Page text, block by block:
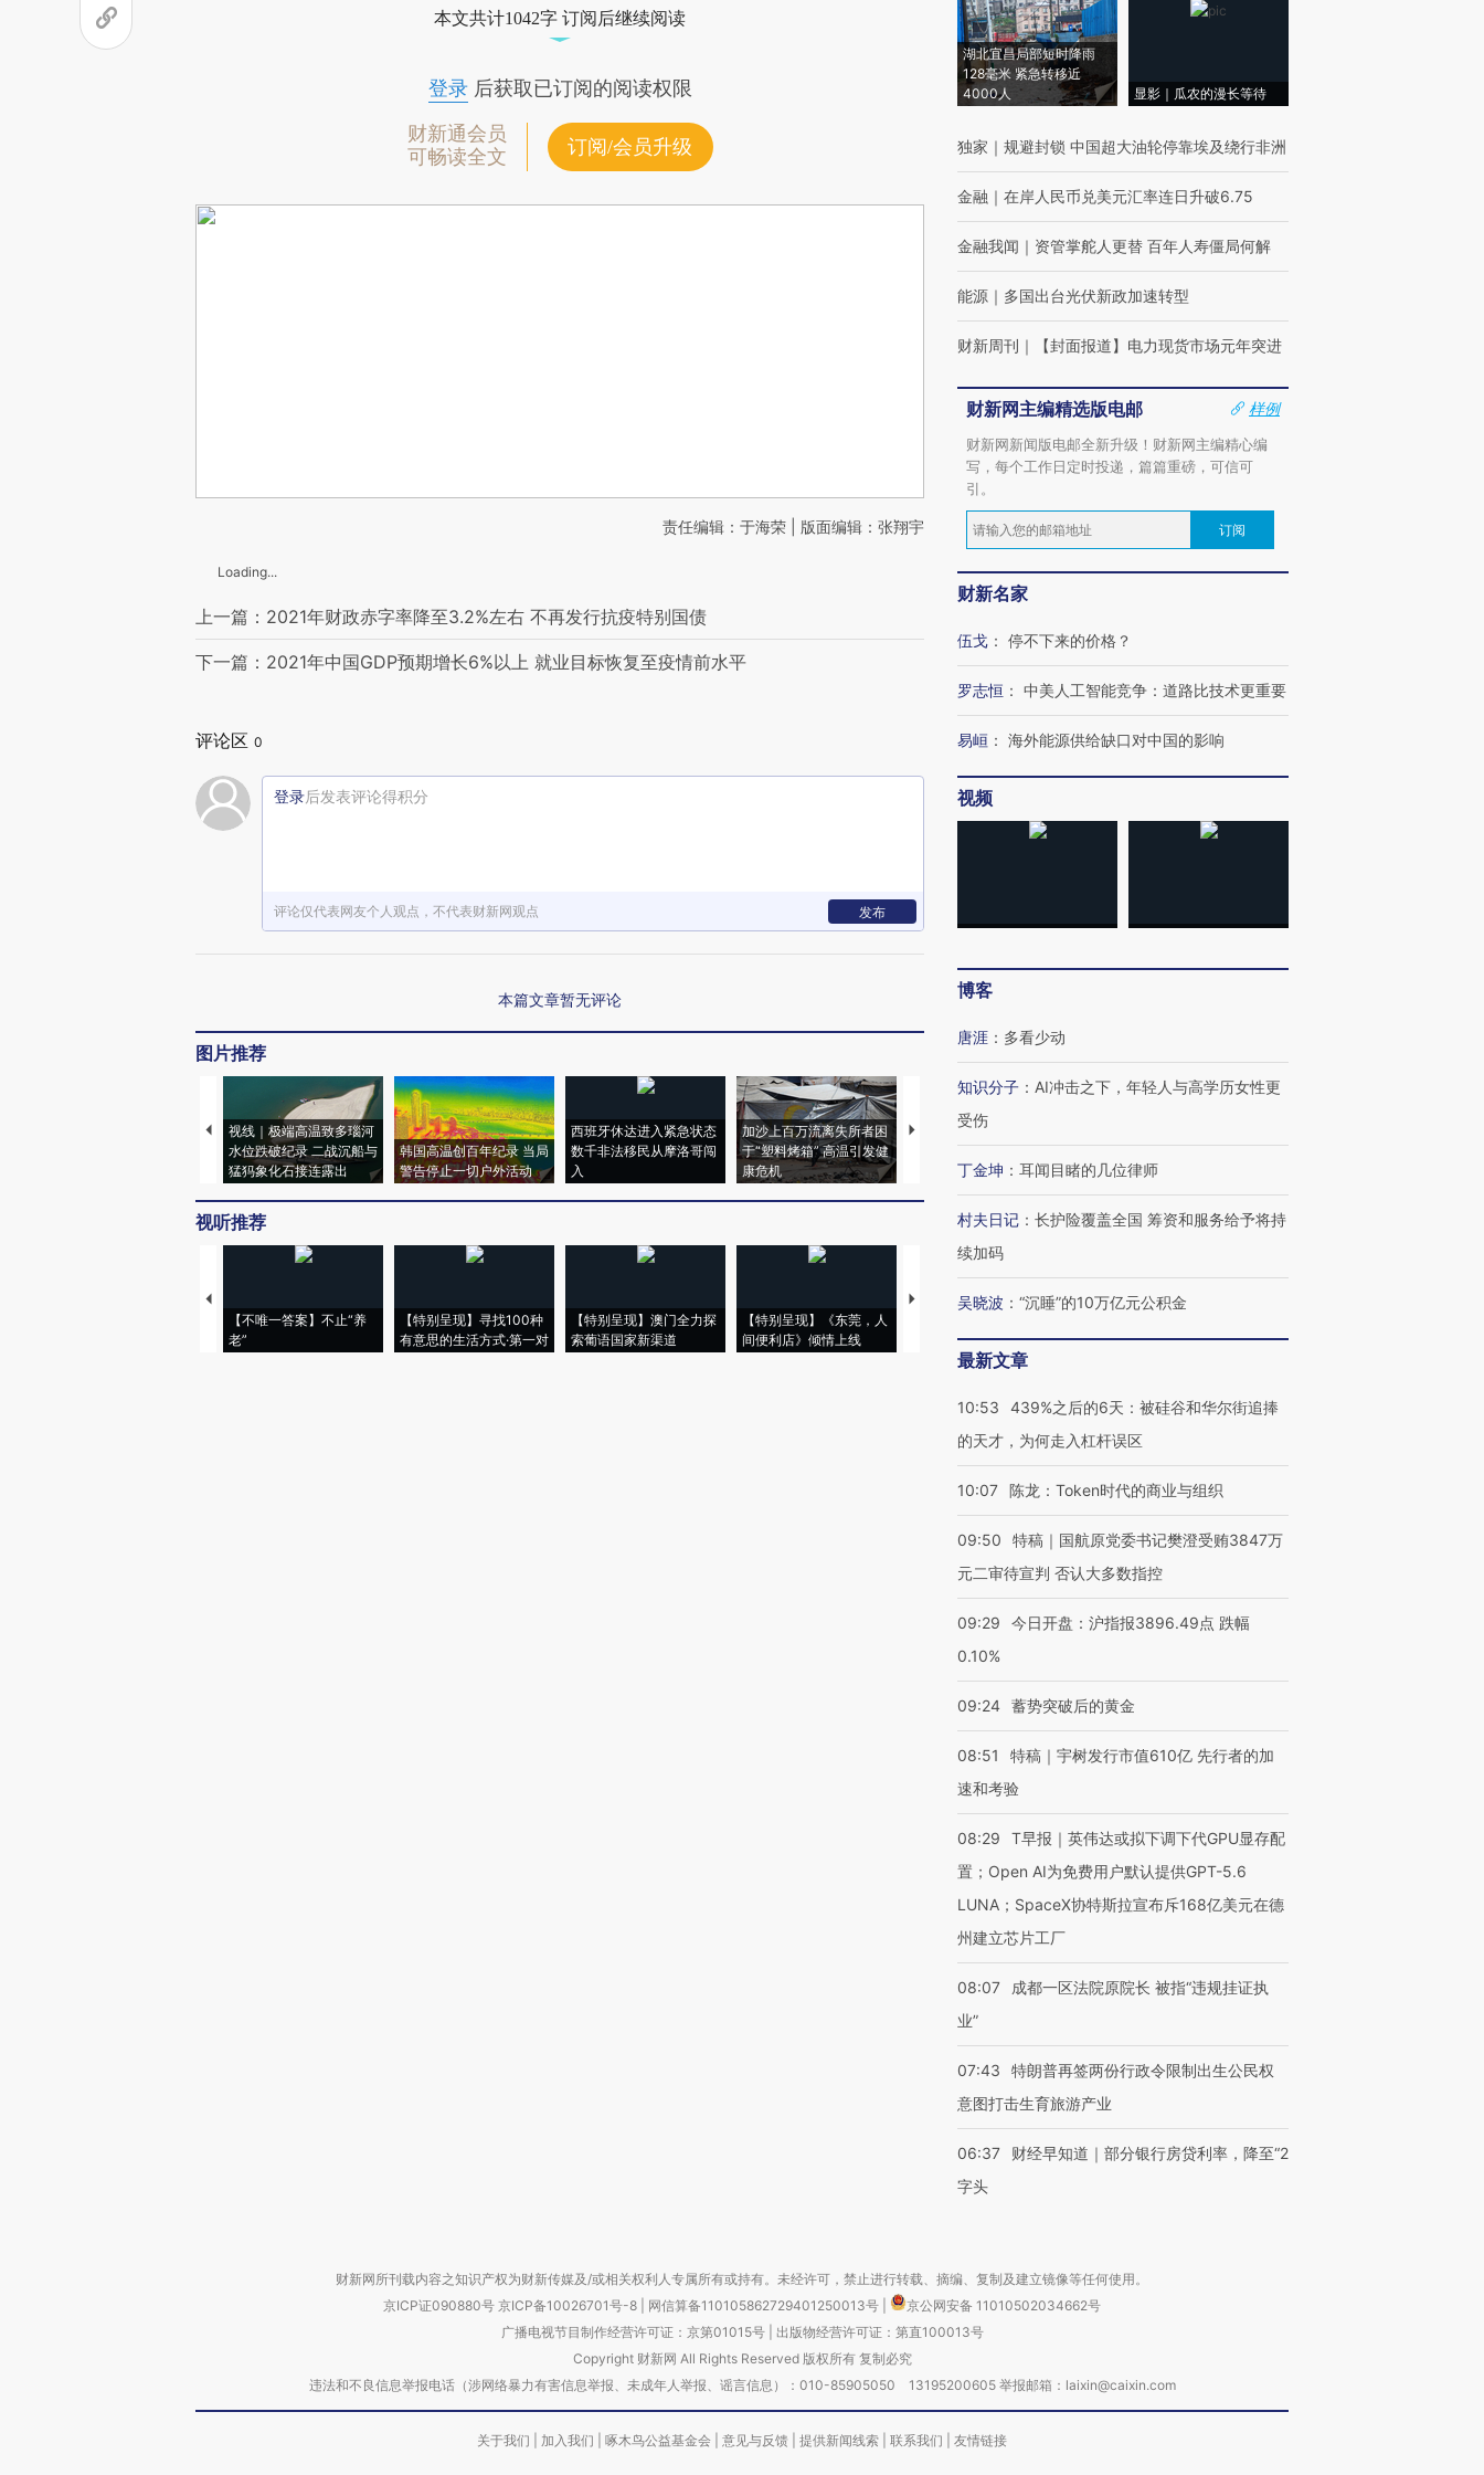
本文共计1042字 订阅后继续阅读
登录后获取已订阅的阅读权限
财新通会员
可畅读全文
订阅/会员升级
责任编辑：于海荣 | 版面编辑：张翔宇
Loading...
上一篇：2021年财政赤字率降至3.2%左右 不再发行抗疫特别国债
下一篇：2021年中国GDP预期增长6%以上 就业目标恢复至疫情前水平
评论区 0
登录后发表评论得积分
评论仅代表网友个人观点，不代表财新网观点 发布
本篇文章暂无评论
图片推荐
视线｜极端高温致多瑙河
水位跌破纪录 二战沉船与
猛犸象化石接连露出
韩国高温创百年纪录 当局
警告停止一切户外活动
西班牙休达进入紧急状态
数千非法移民从摩洛哥闯
入
加沙上百万流离失所者困
于“塑料烤箱” 高温引发健
康危机
视线｜HYROX的吸金
术：是什么让中产们甘
心“花钱找虐”？
粒摇头丸 尿检体内含3种
毒品
度Z世代 用街头抗争将教
视听推荐
【不唯一答案】不止“养
老”
【特别呈现】寻找100种
有意思的生活方式·第一对
【特别呈现】澳门全力探
索葡语国家新渠道
【特别呈现】《东莞，人
间便利店》倾情上线
【推广】走进第四届链博
有意思的生活方式·第三对
住三大增长引擎是什么？
湖北宜昌局部短时降雨
128毫米 紧急转移近
4000人
显影｜瓜农的漫长等待
独家 ｜ 规避封锁 中国超大油轮停靠埃及绕行非洲
金融 ｜ 在岸人民币兑美元汇率连日升破6.75
金融我闻 ｜ 资管掌舵人更替 百年人寿僵局何解
能源 ｜ 多国出台光伏新政加速转型
财新周刊 ｜ 【封面报道】电力现货市场元年突进
财新网主编精选版电邮
样例
财新网新闻版电邮全新升级！财新网主编精心编
写，每个工作日定时投递，篇篇重磅，可信可
引。
订阅
财新名家
伍戈 ： 停不下来的价格？
罗志恒 ： 中美人工智能竞争：道路比技术更重要
易峘 ： 海外能源供给缺口对中国的影响
视频
博客
唐涯 ： 多看少动
知识分子 ： AI冲击之下，年轻人与高学历女性更
受伤
丁金坤 ： 耳闻目睹的几位律师
村夫日记 ： 长护险覆盖全国 筹资和服务给予将持
续加码
吴晓波 ： “沉睡”的10万亿元公积金
最新文章
10:53
439%之后的6天：被硅谷和华尔街追捧
的天才，为何走入杠杆误区
10:07 陈龙：Token时代的商业与组织
09:50
特稿｜国航原党委书记樊澄受贿3847万
元二审待宣判 否认大多数指控
09:29
今日开盘：沪指报3896.49点 跌幅
0.10%
09:24 蓄势突破后的黄金
08:51
特稿｜宇树发行市值610亿 先行者的加
速和考验
08:29
T早报｜英伟达或拟下调下代GPU显存配
置；Open AI为免费用户默认提供GPT-5.6
LUNA；SpaceX协特斯拉宣布斥168亿美元在德
州建立芯片工厂
08:07
成都一区法院原院长 被指“违规挂证执
业”
07:43
特朗普再签两份行政令限制出生公民权
意图打击生育旅游产业
06:37
财经早知道｜部分银行房贷利率，降至“2
字头
财新网所刊载内容之知识产权为财新传媒及/或相关权利人专属所有或持有。未经许可，禁止进行转载、摘编、复制及建立镜像等任何使用。
京ICP证090880号 京ICP备10026701号-8 网信算备110105862729401250013号
京公网安备 11010502034662号
广播电视节目制作经营许可证：京第01015号| 出版物经营许可证：第直100013号
Copyright 财新网 All Rights Reserved 版权所有 复制必究
违法和不良信息举报电话（涉网络暴力有害信息举报、未成年人举报、谣言信息）：010-85905050 13195200605 举报邮箱：laixin@caixin.com
关于我们 加入我们 啄木鸟公益基金会 意见与反馈 提供新闻线索 联系我们 友情链接